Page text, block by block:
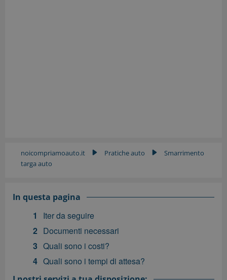
noicompriamoauto.it Pratiche auto
Smarrimento
targa auto
In questa pagina
Iter da seguire
Documenti necessari
Quali sono i costi?
Quali sono i tempi di attesa?